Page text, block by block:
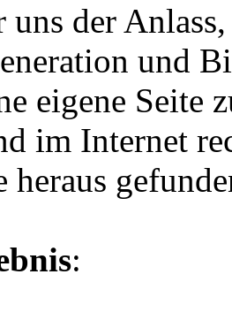
uns der
und
eigene Seite
im Internet
heraus
: